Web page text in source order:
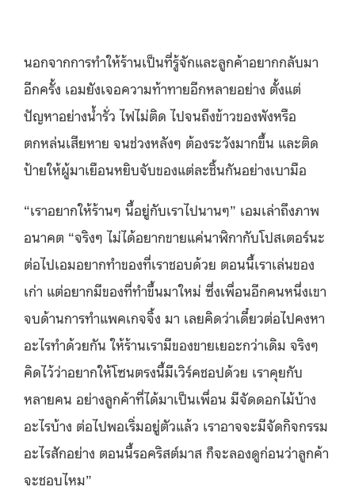
นอกจากการทำให้ร้านเป็นที่รู้จักและลูกค้าอยากกลับมา
อีกครั้ง เอมยังเจอความท้าทายอีกหลายอย่าง ตั้งแต่
ปัญหาอย่างน้ำรั่ว ไฟไม่ติด ไปจนถึงข้าวของพังหรือ
ตกหล่นเสียหาย จนช่วงหลังๆ ต้องระวังมากขึ้น และติด
ป้ายให้ผู้มาเยือนหยิบจับของแต่ละชิ้นกันอย่างเบามือ
“เราอยากให้ร้านๆ นี้อยู่กับเราไปนานๆ” เอมเล่าถึงภาพ
อนาคต “จริงๆ ไม่ได้อยากขายแค่นาฬิกากับโปสเตอร์นะ
ต่อไปเอมอยากทำของที่เราชอบด้วย ตอนนี้เราเล่นของ
เก่า แต่อยากมีของที่ทำขึ้นมาใหม่ ซึ่งเพื่อนอีกคนหนึ่งเขา
จบด้านการทำแพคเกจจิ้ง มา เลยคิดว่าเดี๋ยวต่อไปคงหา
อะไรทำด้วยกัน ให้ร้านเรามีของขายเยอะกว่าเดิม จริงๆ
คิดไว้ว่าอยากให้โซนตรงนี้มีเวิร์คชอปด้วย เราคุยกับ
หลายคน อย่างลูกค้าที่ได้มาเป็นเพื่อน มีจัดดอกไม้บ้าง
อะไรบ้าง ต่อไปพอเริ่มอยู่ตัวแล้ว เราอาจจะมีจัดกิจกรรม
อะไรสักอย่าง ตอนนี้รอคริสต์มาส ก็จะลองดูก่อนว่าลูกค้า
จะชอบไหม”